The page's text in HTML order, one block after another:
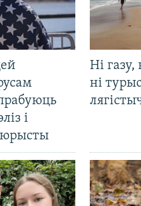
і
юрысты
Ні газу,
ні